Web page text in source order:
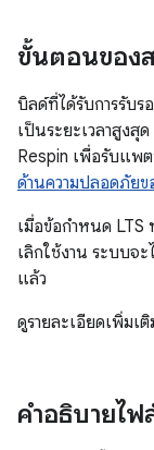
ขั้นตอนของ
บิลด์ที่ได้รับการรับร
เป็นระยะเวลาสูงสุ
Respin เพื่อรับแพ
ด้านความปลอดภัย
เมื่อข้อกำหนด LTS
เลิกใช้งาน ระบบจ
แล้ว
ดูรายละเอียดเพิ่มเ
คำอธิบายไ